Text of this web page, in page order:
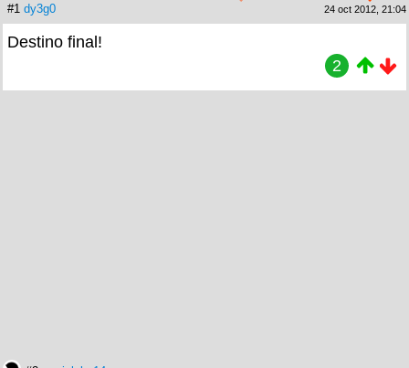
#1 dy3g0 24 oct 2012, 21:04
Destino final!
2